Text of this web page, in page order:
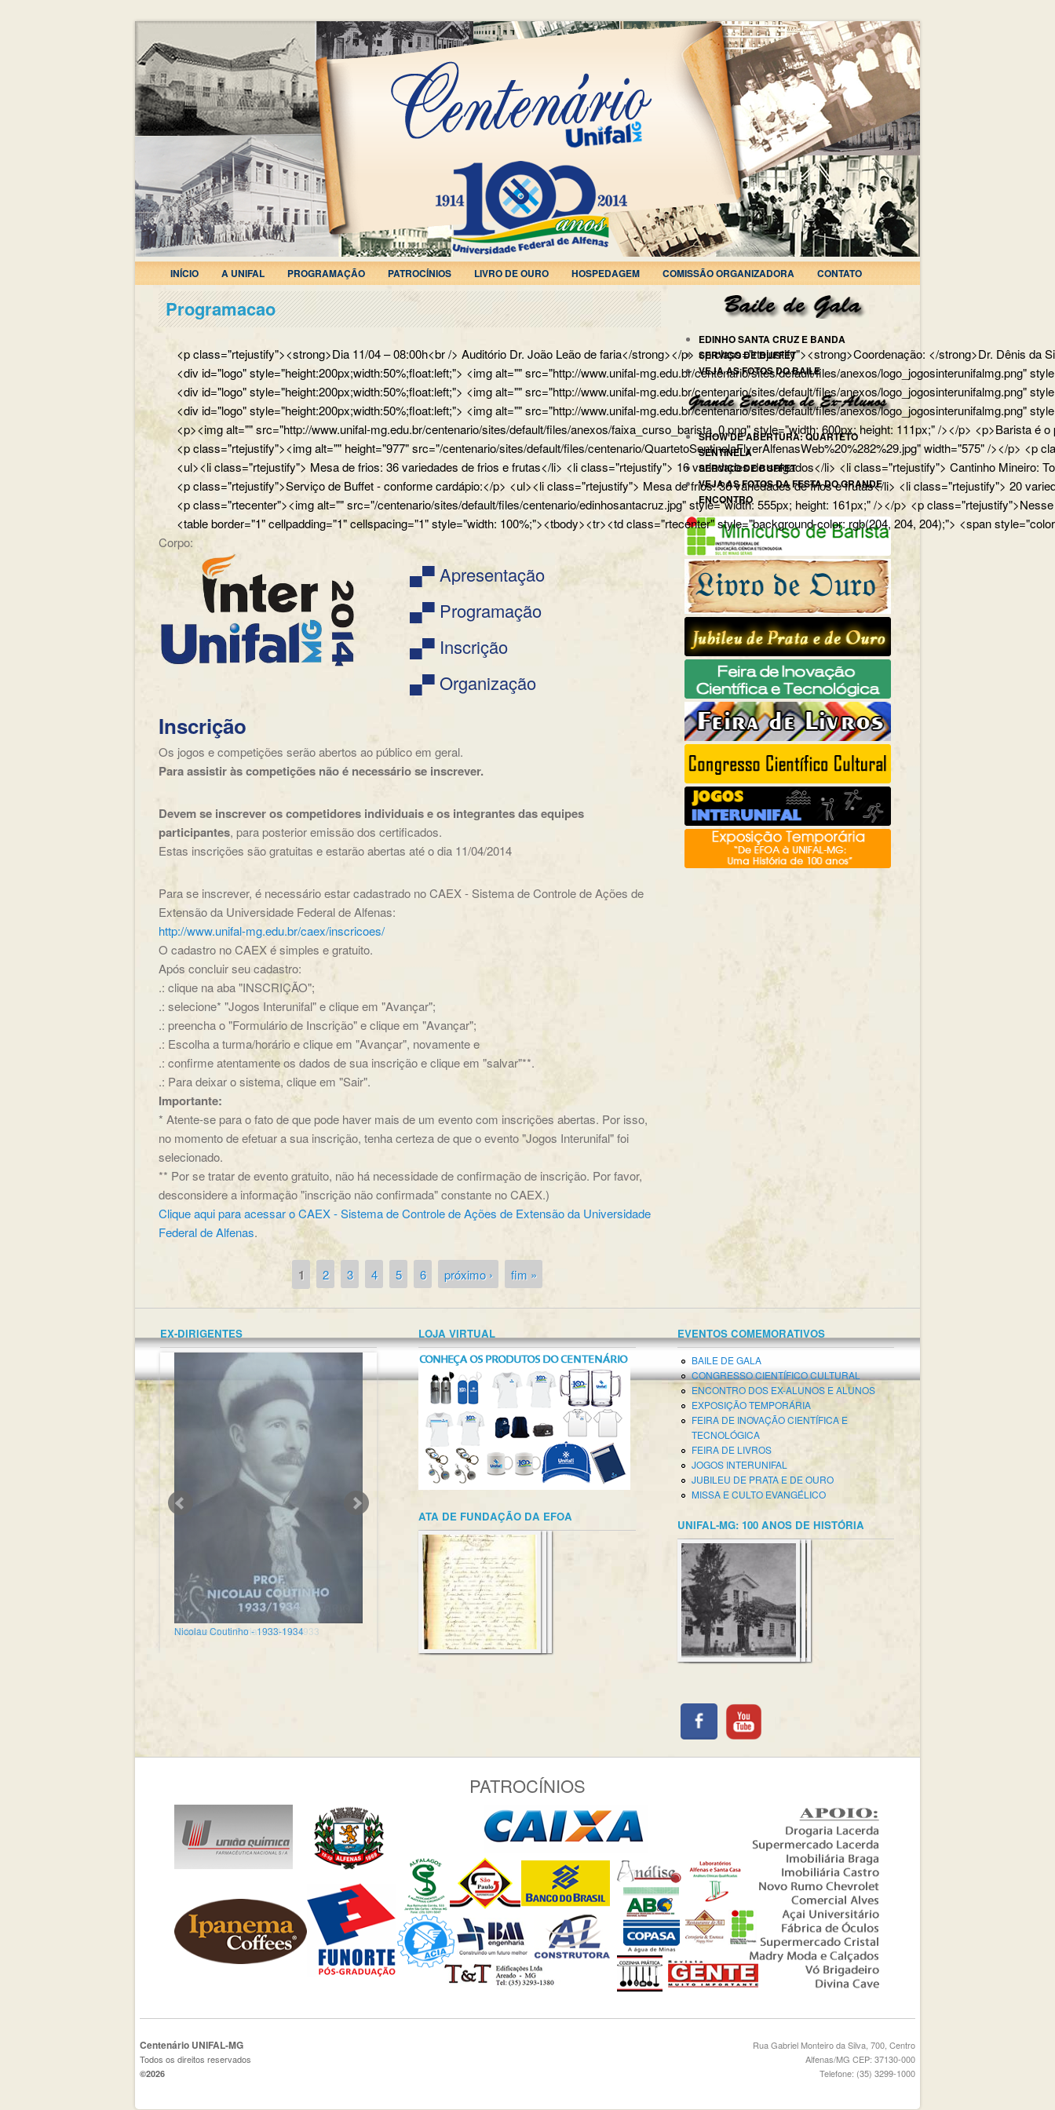
INÍCIO A UNIFAL PROGRAMAÇÃO PATROCÍNIOS LIVRO DE OURO HOSPEDAGEM COMISSÃO ORGANIZADORA CONTATO
Programacao
<p class="rtejustify"><strong>Dia 11/04 – 08:00h<br /> Auditório Dr. João Leão de faria</strong></p> <p class="rtejustify"><strong>Coordenação: </strong>Dr. Dênis
<div id="logo" style="height:200px;width:50%;float:left;"> <img alt="" src="http://www.unifal-mg.edu.br/centenario/sites/default/files/anexos/
<div id="logo" style="height:200px;width:50%;float:left;"> <img alt="" src="http://www.unifal-mg.edu.br/centenario/sites/default/files/anexos/
<div id="logo" style="height:200px;width:50%;float:left;"> <img alt="" src="http://www.unifal-mg.edu.br/centenario/sites/default/files/anexos/
<p><img alt="" src="http://www.unifal-mg.edu.br/centenario/sites/default/files/anexos/faixa_curso_barista_0.png" style="width: 600px; height: 111px;" /></p>
<p class="rtejustify"><img alt="" height="977" src="/centenario/sites/default/files/centenario/QuartetoSentinelaFlyerAlfenasWeb%20%282%29.jpg" width="575" /></p>
<ul><li class="rtejustify"> Mesa de frios: 36 variedades de frios e frutas</li> <li class="rtejustify"> 16 variedades de salgados</li> <li class="rtejustify"> Cantinho
<p class="rtejustify">Serviço de Buffet - conforme cardápio:</p> <ul><li class="rtejustify"> Mesa de frios: 36 variedades de frios e frutas</li> <li class="rtejustify"> 20
<p class="rtecenter"><img alt="" src="/centenario/sites/default/files/centenario/edinhosantacruz.jpg" style="width: 555px; height: 161px;" /></p> <p
<table border="1" cellpadding="1" cellspacing="1" style="width: 100%;"><tbody><tr><td class="rtecenter" style="background-color: rgb(204, 204, 204);"> <span
Corpo:
▄▀ Apresentação
▄▀ Programação
▄▀ Inscrição
▄▀ Organização
Inscrição
Os jogos e competições serão abertos ao público em geral.
Para assistir às competições não é necessário se inscrever.
Devem se inscrever os competidores individuais e os integrantes das equipes
participantes, para posterior emissão dos certificados.
Estas inscrições são gratuitas e estarão abertas até o dia 11/04/2014
Para se inscrever, é necessário estar cadastrado no CAEX - Sistema de Controle de Ações de
Extensão da Universidade Federal de Alfenas:
http://www.unifal-mg.edu.br/caex/inscricoes/
O cadastro no CAEX é simples e gratuito.
Após concluir seu cadastro:
.: clique na aba "INSCRIÇÃO";
.: selecione* "Jogos Interunifal" e clique em "Avançar";
.: preencha o "Formulário de Inscrição" e clique em "Avançar";
.: Escolha a turma/horário e clique em "Avançar", novamente e
.: confirme atentamente os dados de sua inscrição e clique em "salvar"**.
.: Para deixar o sistema, clique em "Sair".
Importante:
* Atente-se para o fato de que pode haver mais de um evento com inscrições abertas. Por isso,
no momento de efetuar a sua inscrição, tenha certeza de que o evento "Jogos Interunifal" foi
selecionado.
** Por se tratar de evento gratuito, não há necessidade de confirmação de inscrição. Por favor,
desconsidere a informação "inscrição não confirmada" constante no CAEX.)
Clique aqui para acessar o CAEX - Sistema de Controle de Ações de Extensão da Universidade
Federal de Alfenas.
1 2 3 4 5 6 próximo › fim »
EDINHO SANTA CRUZ E BANDA
SERVIÇO DE BUFFET
VEJA AS FOTOS DO BAILE
SHOW DE ABERTURA: QUARTETO
SENTINELA
SERVIÇO DE BUFFET
VEJA AS FOTOS DA FESTA DO GRANDE
ENCONTRO
EX-DIRIGENTES
Nicolau Coutinho - 1933-1934
LOJA VIRTUAL
ATA DE FUNDAÇÃO DA EFOA
EVENTOS COMEMORATIVOS
BAILE DE GALA
CONGRESSO CIENTÍFICO CULTURAL
ENCONTRO DOS EX-ALUNOS E ALUNOS
EXPOSIÇÃO TEMPORÁRIA
FEIRA DE INOVAÇÃO CIENTÍFICA E
TECNOLÓGICA
FEIRA DE LIVROS
JOGOS INTERUNIFAL
JUBILEU DE PRATA E DE OURO
MISSA E CULTO EVANGÉLICO
UNIFAL-MG: 100 ANOS DE HISTÓRIA
PATROCÍNIOS
Centenário UNIFAL-MG
Todos os direitos reservados
©2026
Rua Gabriel Monteiro da Silva, 700, Centro
Alfenas/MG CEP: 37130-000
Telefone: (35) 3299-1000